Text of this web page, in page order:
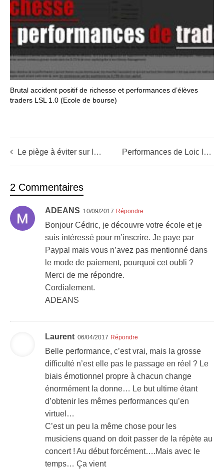
Brutal accident positif de richesse et performances d’élèves
traders LSL 1.0 (Ecole de bourse)
Le piège à éviter sur les actions qui ont tout pour réussir Performances de Loic le swing trader novice – A la recherche de la pépite d’or avec son tamis
2 Commentaires
ADEANS 10/09/2017 Répondre
Bonjour Cédric, je découvre votre école et je
suis intéressé pour m’inscrire. Je paye par
Paypal mais vous n’avez pas mentionné dans
le mode de paiement, pourquoi cet oubli ?
Merci de me répondre.
Cordialement.
ADEANS
Laurent 06/04/2017 Répondre
Belle performance, c’est vrai, mais la grosse
difficulté n’est elle pas le passage en réel ? Le
biais émotionnel propre à chacun change
énormément la donne… Le but ultime étant
d’obtenir les mêmes performances qu’en
virtuel…
C’est un peu la même chose pour les
musiciens quand on doit passer de la répète au
concert ! Au début forcément….Mais avec le
temps… Ça vient